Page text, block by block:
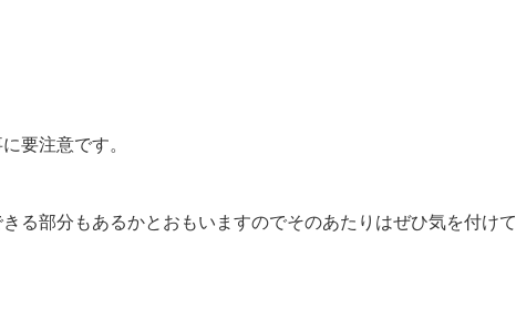
要注意です。
る部分もあるかとおもいますのでそのあたりはぜひ気を付けて